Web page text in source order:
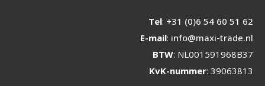
Tel: +31 (0)6 54 60 51 62
E-mail: info@maxi-trade.nl
BTW: NL001591968B37
KvK-nummer: 39063813